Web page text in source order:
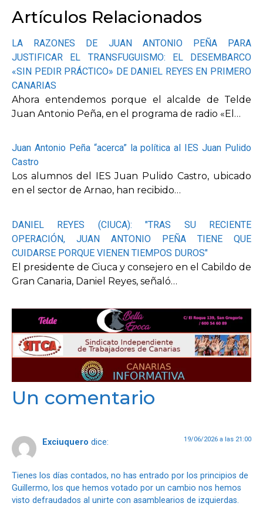
Artículos Relacionados
LA RAZONES DE JUAN ANTONIO PEÑA PARA
JUSTIFICAR EL TRANSFUGUISMO: EL DESEMBARCO
«SIN PEDIR PRÁCTICO» DE DANIEL REYES EN PRIMERO
CANARIAS
Ahora entendemos porque el alcalde de Telde
Juan Antonio Peña, en el programa de radio «El…
Juan Antonio Peña “acerca” la política al IES Juan Pulido
Castro
Los alumnos del IES Juan Pulido Castro, ubicado
en el sector de Arnao, han recibido…
DANIEL REYES (CIUCA): "TRAS SU RECIENTE
OPERACIÓN, JUAN ANTONIO PEÑA TIENE QUE
CUIDARSE PORQUE VIENEN TIEMPOS DUROS"
El presidente de Ciuca y consejero en el Cabildo de
Gran Canaria, Daniel Reyes, señaló…
Un comentario
Exciuquero dice: 19/06/2026 a las 21:00
Tienes los días contados, no has entrado por los principios de
Guillermo, los que hemos votado por un cambio nos hemos
visto defraudados al unirte con asamblearios de izquierdas.